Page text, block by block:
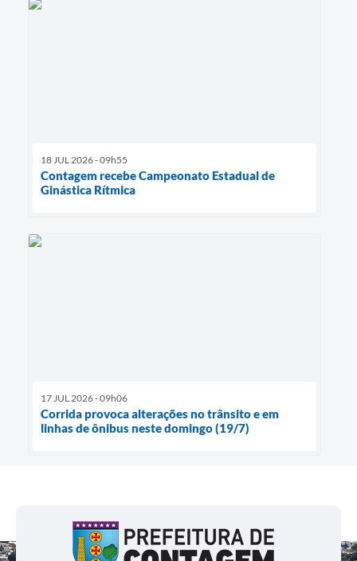
18 JUL 2026 - 09h55
Contagem recebe Campeonato Estadual de
Ginástica Rítmica
17 JUL 2026 - 09h06
Corrida provoca alterações no trânsito e em
linhas de ônibus neste domingo (19/7)